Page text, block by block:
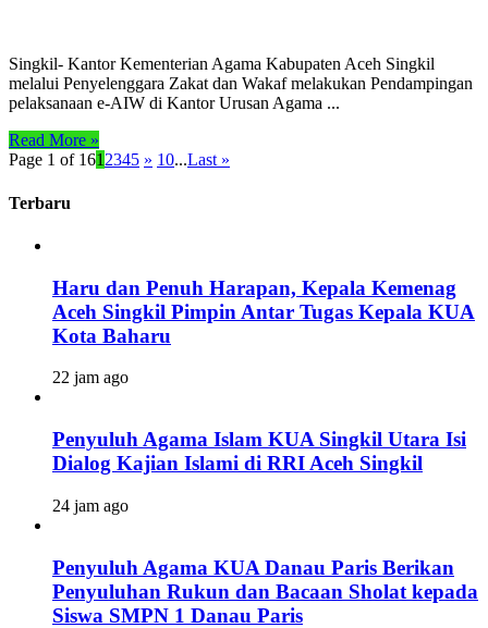
Singkil- Kantor Kementerian Agama Kabupaten Aceh Singkil
melalui Penyelenggara Zakat dan Wakaf melakukan Pendampingan
pelaksanaan e-AIW di Kantor Urusan Agama ...
Read More »
Page 1 of 161 2345 » 10...Last »
Terbaru
Haru dan Penuh Harapan, Kepala Kemenag
Aceh Singkil Pimpin Antar Tugas Kepala KUA
Kota Baharu
22 jam ago
Penyuluh Agama Islam KUA Singkil Utara Isi
Dialog Kajian Islami di RRI Aceh Singkil
24 jam ago
Penyuluh Agama KUA Danau Paris Berikan
Penyuluhan Rukun dan Bacaan Sholat kepada
Siswa SMPN 1 Danau Paris